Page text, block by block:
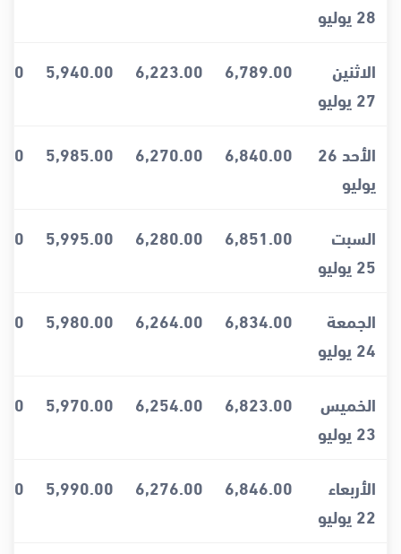
28 يوليو
الاثنين
27 يوليو
6,789.00
6,223.00
5,940.00
الأحد 26
يوليو
6,840.00
6,270.00
5,985.00
السبت
25 يوليو
6,851.00
6,280.00
5,995.00
الجمعة
24 يوليو
6,834.00
6,264.00
5,980.00
الخميس
23 يوليو
6,823.00
6,254.00
5,970.00
الأربعاء
22 يوليو
6,846.00
6,276.00
5,990.00